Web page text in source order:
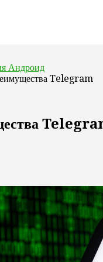
Андроид
Telegram